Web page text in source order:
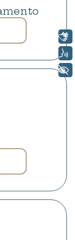
Libras